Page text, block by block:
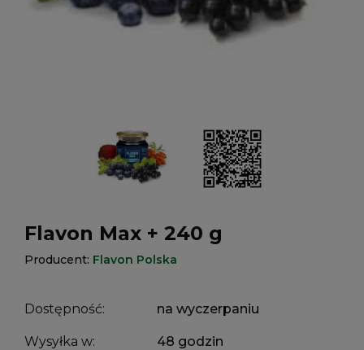
Flavon Max + 240 g
Producent: Flavon Polska
Dostępność: na wyczerpaniu
Wysyłka w: 48 godzin